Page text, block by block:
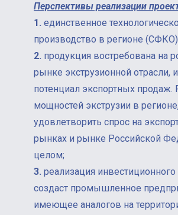
Перспективы реализации
1. единственное
производство в регионе
2. продукция востребована на
рынке экструзионной отрасли,
потенциал экспортных продаж.
мощностей экструзии в
удовлетворить спрос на
рынках и рынке Российской
целом;
3. реализация инвестиционного
создаст промышленное
имеющее аналогов на